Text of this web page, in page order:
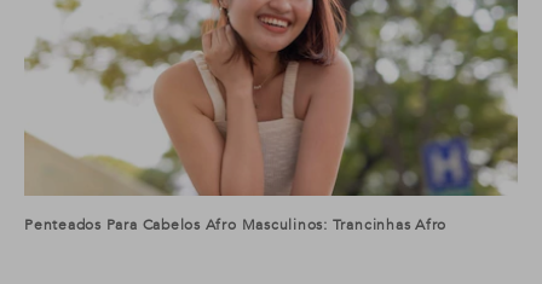
Penteados Para Cabelos Afro Masculinos: Trancinhas Afro